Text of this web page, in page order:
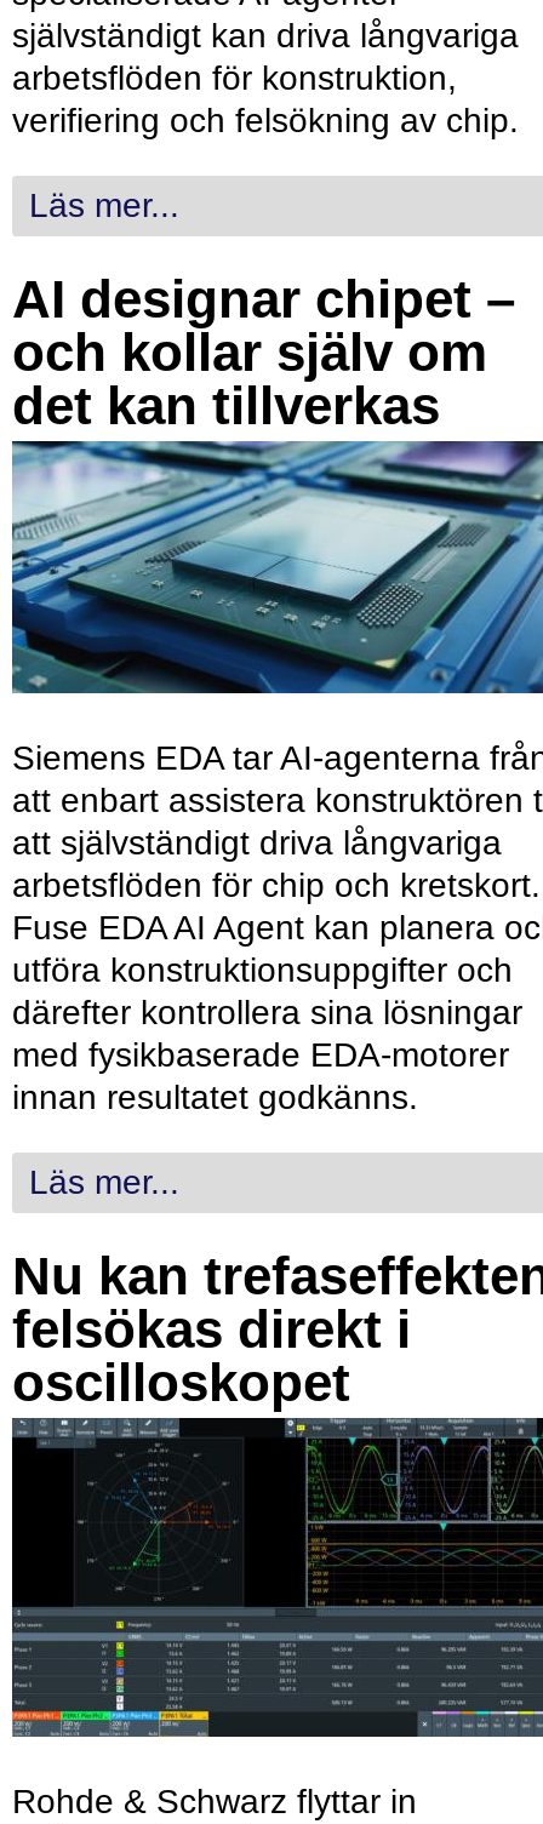
självständigt kan driva långvariga
arbetsflöden för konstruktion,
verifiering och felsökning av chip.
Läs mer...
AI designar chipet –
och kollar själv om
det kan tillverkas
Siemens EDA tar AI-agenterna
att enbart assistera konstruktören
att självständigt driva långvariga
arbetsflöden för chip och kretskort.
Fuse EDA AI Agent kan planera
utföra konstruktionsuppgifter och
därefter kontrollera sina lösningar
med fysikbaserade EDA-motorer
innan resultatet godkänns.
Läs mer...
Nu kan
felsökas direkt i
oscilloskopet
Rohde & Schwarz flyttar in